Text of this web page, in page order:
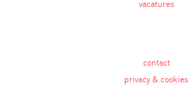
vacatures
contact
privacy & cookies